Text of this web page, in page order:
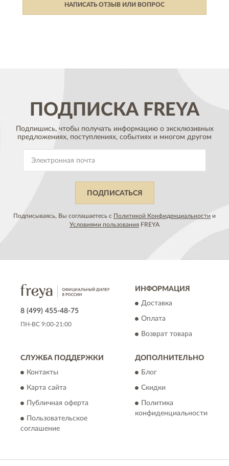
НАПИСАТЬ ОТЗЫВ ИЛИ ВОПРОС
ПОДПИСКАFREYA
Подпишись, чтобы получать информацию о эксклюзивных
предложениях, поступлениях, событиях и многом другом
ПОДПИСАТЬСЯ
Подписываясь, Вы соглашаетесь с Политикой Конфиденциальности и
Условиями пользования FREYA
8 (499) 455-48-75
ПН-ВС 9:00-21:00
ИНФОРМАЦИЯ
Доставка
Оплата
Возврат товара
СЛУЖБА ПОДДЕРЖКИ
Контакты
Карта сайта
Публичная оферта
Пользовательское
соглашение
ДОПОЛНИТЕЛЬНО
Блог
Скидки
Политика
конфиденциальности